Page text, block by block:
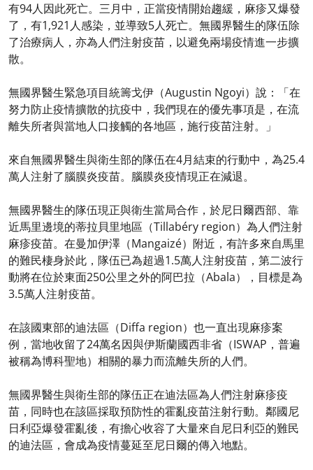
有94人因此死亡。三月中，正當疫情開始趨緩，麻疹又爆發
了，有1,921人感染，並導致5人死亡。無國界醫生的隊伍除
了治療病人，亦為人們注射疫苗，以避免兩場疫情進一步擴
散。
無國界醫生緊急項目統籌戈伊（Augustin Ngoyi）說：「在
努力防止疫情擴散的抗疫中，我們現在的優先事項是，在流
離失所者與當地人口接觸的各地區，施行疫苗注射。」
來自無國界醫生與衛生部的隊伍在4月結束的行動中，為25.4
萬人注射了腦膜炎疫苗。腦膜炎疫情現正在減退。
無國界醫生的隊伍現正與衛生當局合作，於尼日爾西部、靠
近馬里邊境的蒂拉貝里地區（Tillabéry region）為人們注射
麻疹疫苗。在曼加伊澤（Mangaizé）附近，有許多來自馬里
的難民棲身於此，隊伍已為超過1.5萬人注射疫苗，第二波行
動將在位於東面250公里之外的阿巴拉（Abala），目標是為
3.5萬人注射疫苗。
在該國東部的迪法區（Diffa region）也一直出現麻疹案
例，當地收留了24萬名因與伊斯蘭國西非省（ISWAP，普遍
被稱為博科聖地）相關的暴力而流離失所的人們。
無國界醫生與衛生部的隊伍正在迪法區為人們注射麻疹疫
苗，同時也在該區採取預防性的霍亂疫苗注射行動。鄰國尼
日利亞爆發霍亂後，有擔心收容了大量來自尼日利亞的難民
的迪法區，會成為疫情蔓延至尼日爾的傳入地點。